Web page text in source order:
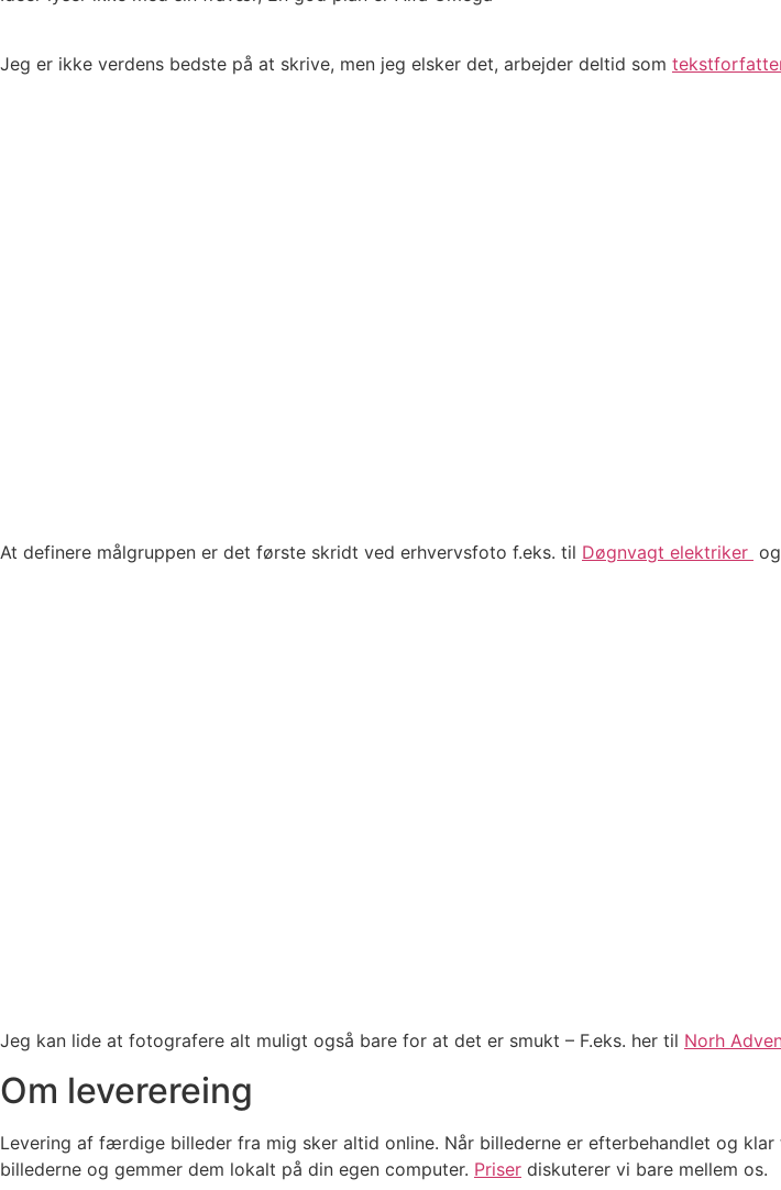
Jeg er ikke verdens bedste på at skrive, men jeg elsker det, arbejder deltid som
At definere målgruppen er det første skridt ved erhvervsfoto f.eks. til Døgnvagt elektriker og
Jeg kan lide at fotografere alt muligt også bare for at det er smukt – F.eks. her til Norh
Om leverereing
Levering af færdige billeder fra mig sker altid online. Når billederne er efterbehandlet og
billederne og gemmer dem lokalt på din egen computer. Priser diskuterer vi bare mellem os.